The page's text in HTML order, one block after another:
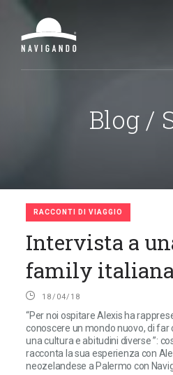
Blog /
RACCONTI DI VIAGGIO
Intervista a
family italiana
18/04/18
“Per noi ospitare Alexis ha
conoscere un mondo nuovo, di
una cultura e abitudini diverse ”:
racconta la sua esperienza con
neozelandese a Palermo con